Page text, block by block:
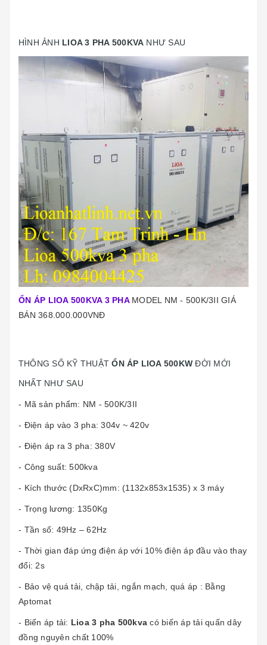
HÌNH ẢNH LIOA 3 PHA 500KVA NHƯ SAU
ỔN ÁP LIOA 500KVA 3 PHA MODEL NM - 500K/3II GIÁ
BÁN 368.000.000VNĐ
THÔNG SỐ KỸ THUẬTỔN ÁP LIOA 500KWĐỜI MỚI
NHẤT NHƯ SAU
- Mã sản phẩm: NM - 500K/3II
- Điện áp vào 3 pha: 304v ~ 420v
- Điện áp ra 3 pha: 380V
- Công suất: 500kva
- Kích thước (DxRxC)mm: (1132x853x1535) x 3 máy
- Trọng lương: 1350Kg
- Tần số: 49Hz – 62Hz
- Thời gian đáp ứng điện áp với 10% điện áp đầu vào thay
đổi: 2s
- Bảo vệ quá tải, chập tải, ngắn mạch, quá áp : Bằng
Aptomat
- Biến áp tải: Lioa 3 pha 500kvacó biến áp tải quấn dây
đồng nguyên chất 100%